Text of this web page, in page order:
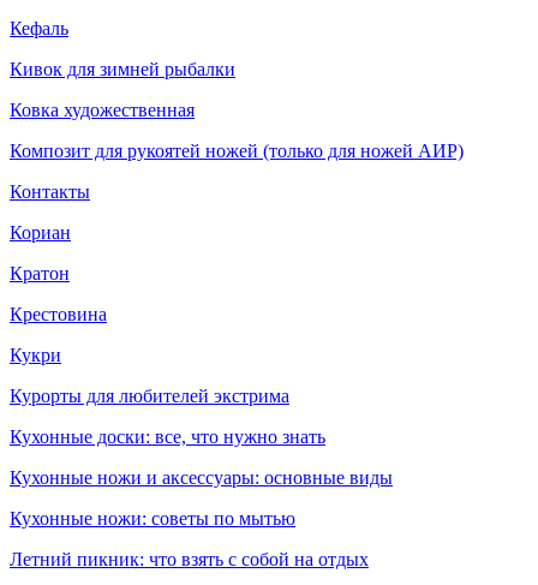
Кефаль
Кивок для зимней рыбалки
Ковка художественная
Композит для рукоятей ножей (только для ножей АИР)
Контакты
Кориан
Кратон
Крестовина
Кукри
Курорты для любителей экстрима
Кухонные доски: все, что нужно знать
Кухонные ножи и аксессуары: основные виды
Кухонные ножи: советы по мытью
Летний пикник: что взять с собой на отдых